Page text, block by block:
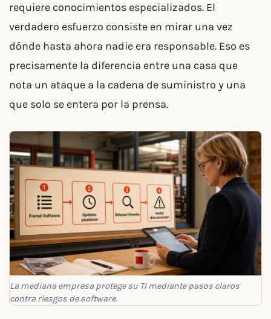
requiere conocimientos especializados. El
verdadero esfuerzo consiste en mirar una vez
dónde hasta ahora nadie era responsable. Eso es
precisamente la diferencia entre una casa que
nota un ataque a la cadena de suministro y una
que solo se entera por la prensa.
La mediana empresa protege su TI mediante pasos claros
contra riesgos de software.